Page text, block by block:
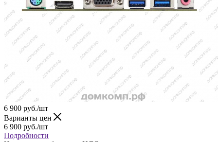
6 900 руб./шт
Варианты цен
6 900 руб./шт
Подробности